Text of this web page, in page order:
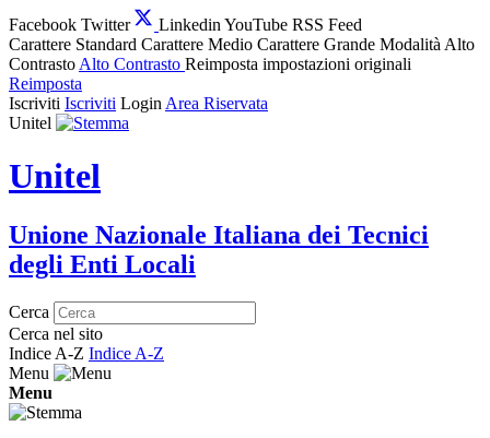
Facebook Twitter Linkedin YouTube RSS Feed
Carattere Standard Carattere Medio Carattere Grande Modalità Alto
Contrasto Alto Contrasto Reimposta impostazioni originali
Reimposta
Iscriviti Iscriviti Login Area Riservata
Unitel
Unitel
Unione Nazionale Italiana dei Tecnici
degli Enti Locali
Cerca
Cerca nel sito
Indice A-Z Indice A-Z
Menu
Menu